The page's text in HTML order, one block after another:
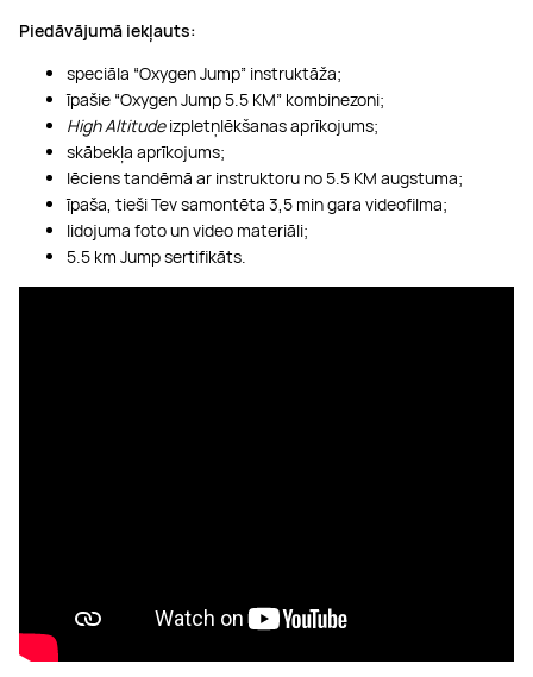
Piedāvājumā iekļauts:
speciāla “Oxygen Jump” instruktāža;
īpašie “Oxygen Jump 5.5 KM” kombinezoni;
High Altitudeizpletņlēkšanas aprīkojums;
skābekļa aprīkojums;
lēciens tandēmā ar instruktoru no 5.5 KM augstuma;
īpaša, tieši Tev samontēta 3,5 min gara videofilma;
lidojuma foto un video materiāli;
5.5 km Jump sertifikāts.